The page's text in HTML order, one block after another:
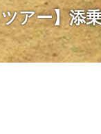
アー】添